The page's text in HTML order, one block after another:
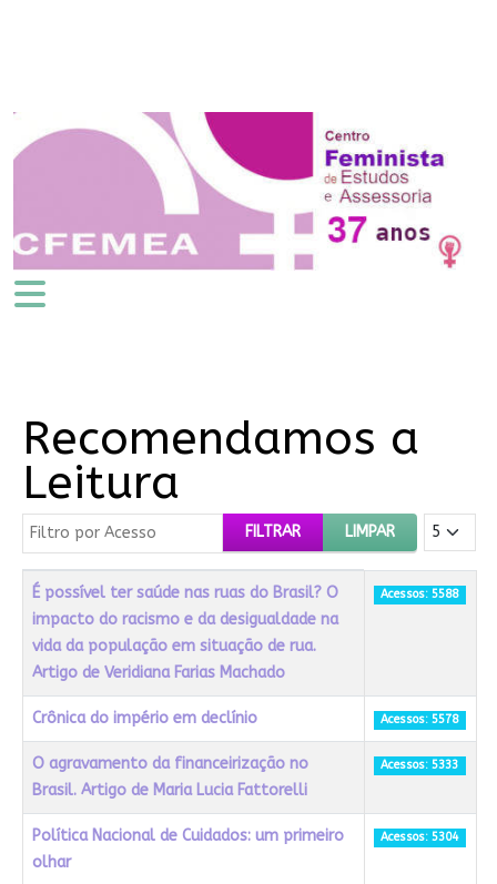
Recomendamos a
Leitura
Filtro por Acesso FILTRAR LIMPAR Mostrar #
Título Acessos
É possível ter saúde nas ruas do Brasil? O
impacto do racismo e da desigualdade na
vida da população em situação de rua.
Artigo de Veridiana Farias Machado
Acessos: 5588
Crônica do império em declínio Acessos: 5578
O agravamento da financeirização no
Brasil. Artigo de Maria Lucia Fattorelli
Acessos: 5333
Política Nacional de Cuidados: um primeiro
olhar
Acessos: 5304